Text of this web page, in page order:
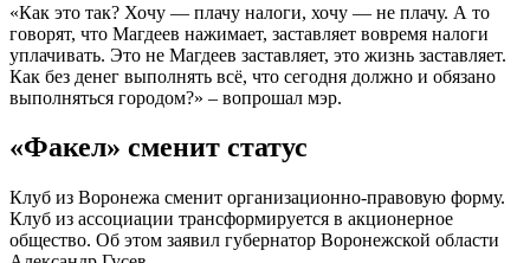
«Как это так? Хочу — плачу налоги, хочу — не плачу. А то
говорят, что Магдеев нажимает, заставляет вовремя налоги
уплачивать. Это не Магдеев заставляет, это жизнь заставляет.
Как без денег выполнять всё, что сегодня должно и обязано
выполняться городом?» – вопрошал мэр.
«Факел» сменит статус
Клуб из Воронежа сменит организационно-правовую форму.
Клуб из ассоциации трансформируется в акционерное
общество. Об этом заявил губернатор Воронежской области